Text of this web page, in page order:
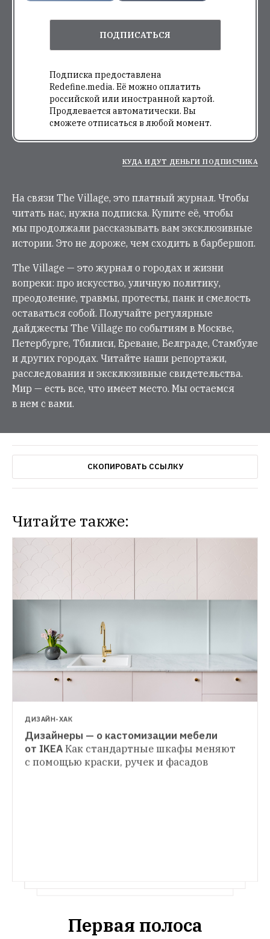
ПОДПИСАТЬСЯ
Подписка предоставлена
Redefine.media. Её можно оплатить
российской или иностранной картой.
Продлевается автоматически. Вы
сможете отписаться в любой момент.
КУДА ИДУТ ДЕНЬГИ ПОДПИСЧИКА
На связи The Village, это платный журнал. Чтобы
читать нас, нужна подписка. Купите её, чтобы
мы продолжали рассказывать вам эксклюзивные
истории. Это не дороже, чем сходить в барбершоп.
The Village — это журнал о городах и жизни
вопреки: про искусство, уличную политику,
преодоление, травмы, протесты, панк и смелость
оставаться собой. Получайте регулярные
дайджесты The Village по событиям в Москве,
Петербурге, Тбилиси, Ереване, Белграде, Стамбуле
и других городах. Читайте наши репортажи,
расследования и эксклюзивные свидетельства.
Мир — есть все, что имеет место. Мы остаемся
в нем с вами.
СКОПИРОВАТЬ ССЫЛКУ
Читайте также:
IKEA откроет третий магазин городского
формата на проспекте Мира
точки намечен на осень
ВЕЩИ ДЛЯ ДОМА
Не только IKEA: Где купить мебель и декор
в скандинавском стиле Которую делают
ДИЗАЙН-ХАК
Дизайнеры — о кастомизации мебели
от IKEA Как стандартные шкафы меняют
с помощью краски, ручек и фасадов
Первая полоса